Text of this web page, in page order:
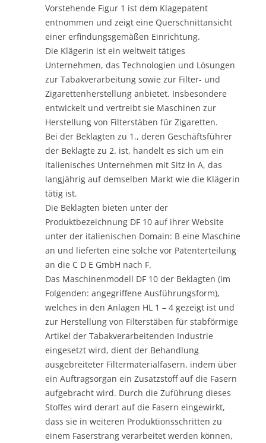
Vorstehende Figur 1 ist dem Klagepatent
entnommen und zeigt eine Querschnittansicht
einer erfindungsgemäßen Einrichtung.
Die Klägerin ist ein weltweit tätiges
Unternehmen, das Technologien und Lösungen
zur Tabakverarbeitung sowie zur Filter- und
Zigarettenherstellung anbietet. Insbesondere
entwickelt und vertreibt sie Maschinen zur
Herstellung von Filterstäben für Zigaretten.
Bei der Beklagten zu 1., deren Geschäftsführer
der Beklagte zu 2. ist, handelt es sich um ein
italienisches Unternehmen mit Sitz in A, das
langjährig auf demselben Markt wie die Klägerin
tätig ist.
Die Beklagten bieten unter der
Produktbezeichnung DF 10 auf ihrer Website
unter der italienischen Domain: B eine Maschine
an und lieferten eine solche vor Patenterteilung
an die C D E GmbH nach F.
Das Maschinenmodell DF 10 der Beklagten (im
Folgenden: angegriffene Ausführungsform),
welches in den Anlagen HL 1 – 4 gezeigt ist und
zur Herstellung von Filterstäben für stabförmige
Artikel der Tabakverarbeitenden Industrie
eingesetzt wird, dient der Behandlung
ausgebreiteter Filtermaterialfasern, indem über
ein Auftragsorgan ein Zusatzstoff auf die Fasern
aufgebracht wird. Durch die Zuführung dieses
Stoffes wird derart auf die Fasern eingewirkt,
dass sie in weiteren Produktionsschritten zu
einem Faserstrang verarbeitet werden können,